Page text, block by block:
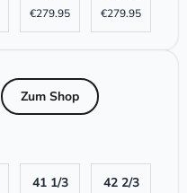
€279.95 €279.95
Zum Shop
41 1/3 42 2/3